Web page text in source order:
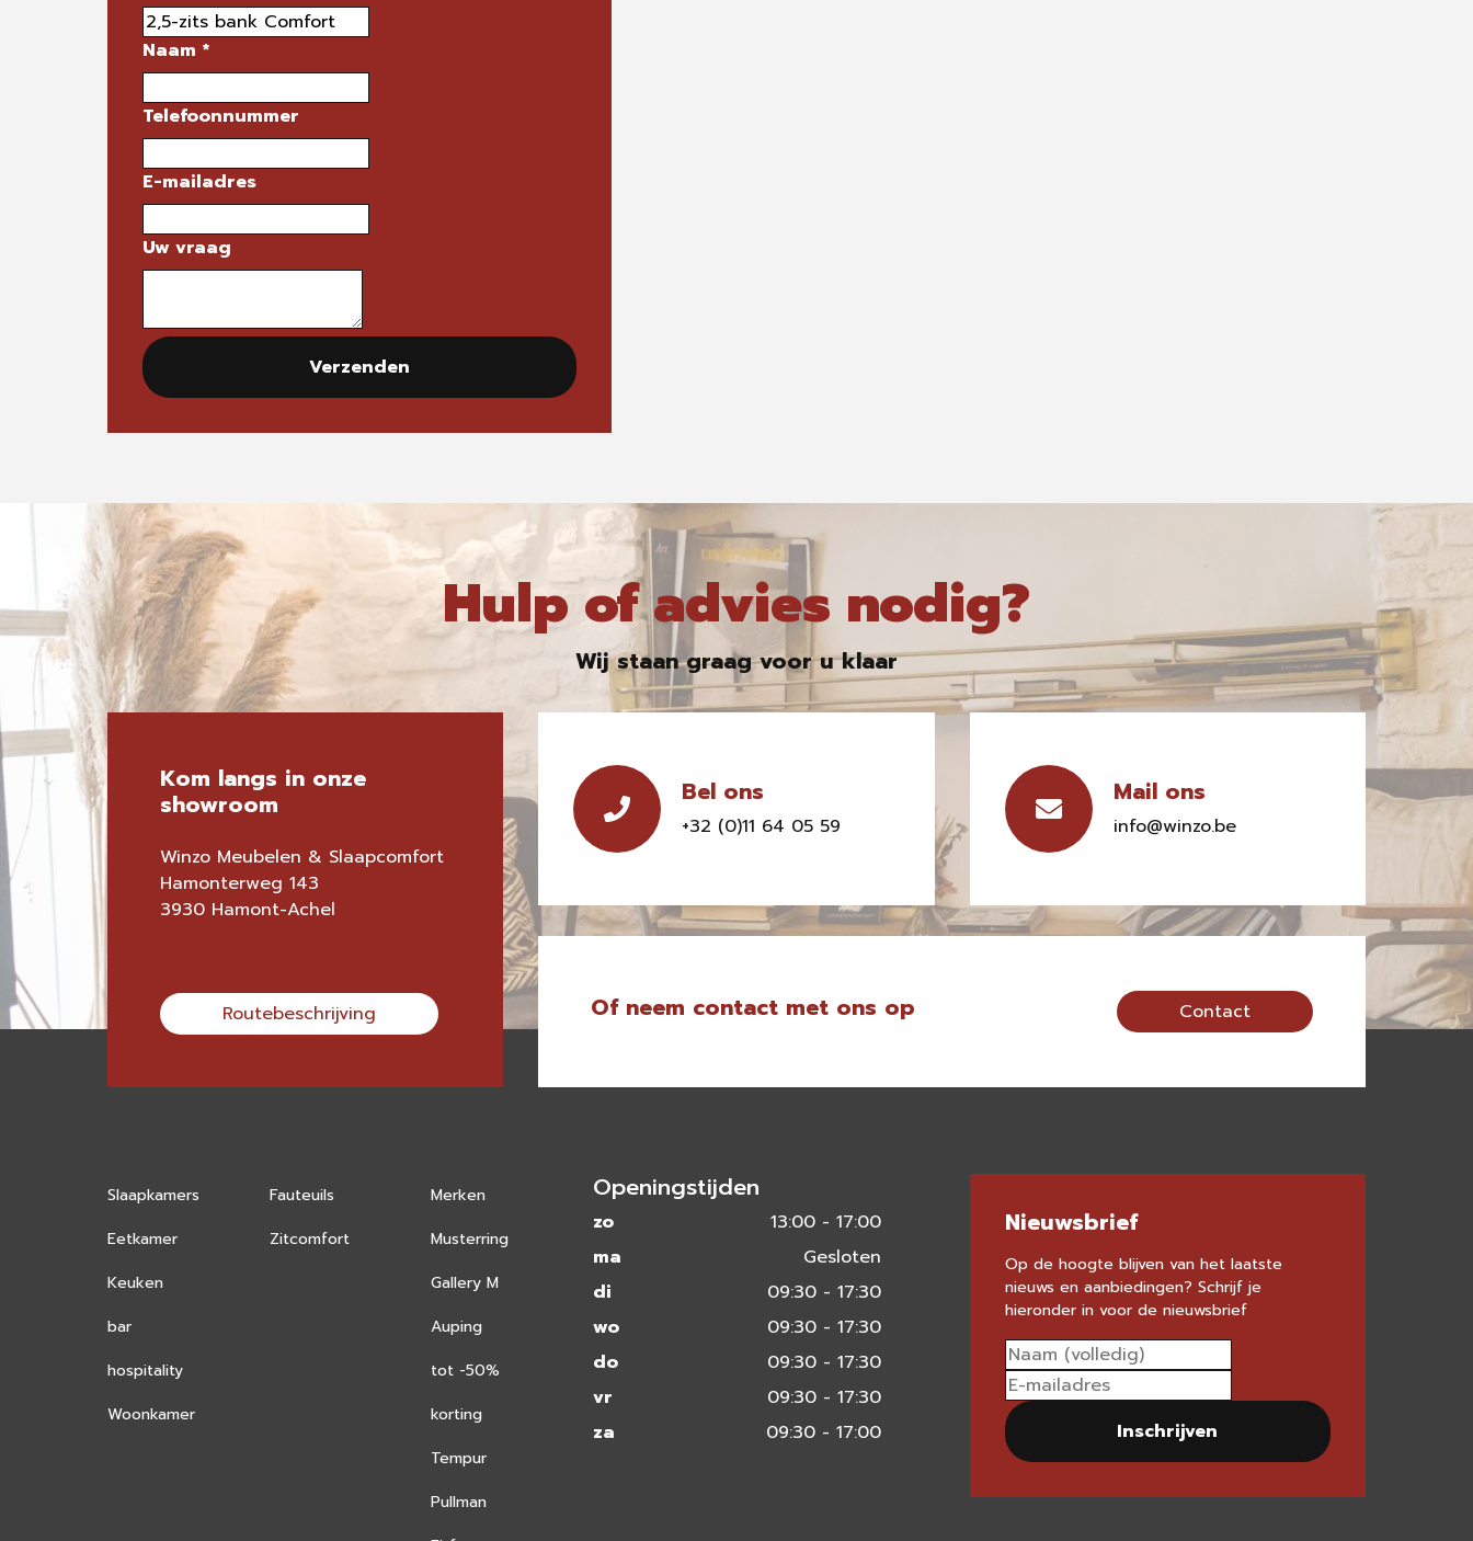
Naam *
Telefoonnummer
E-mailadres
Uw vraag
Verzenden
Hulp of advies nodig?
Wij staan graag voor u klaar
Kom langs in onze
showroom
Winzo Meubelen & Slaapcomfort
Hamonterweg 143
3930 Hamont-Achel
Routebeschrijving
Bel ons
+32 (0)11 64 05 59
Mail ons
info@winzo.be
Of neem contact met ons op Contact
Slaapkamers
Eetkamer
Keuken
bar
hospitality
Woonkamer
Fauteuils
Zitcomfort
Merken
Musterring
Gallery M
Auping
tot -50%
korting
Tempur
Pullman
Openingstijden
zo
13:00 - 17:00
ma
Gesloten
di
09:30 - 17:30
wo
09:30 - 17:30
do
09:30 - 17:30
vr
09:30 - 17:30
za
09:30 - 17:00
Nieuwsbrief
Op de hoogte blijven van het laatste
nieuws en aanbiedingen? Schrijf je
hieronder in voor de nieuwsbrief
Inschrijven